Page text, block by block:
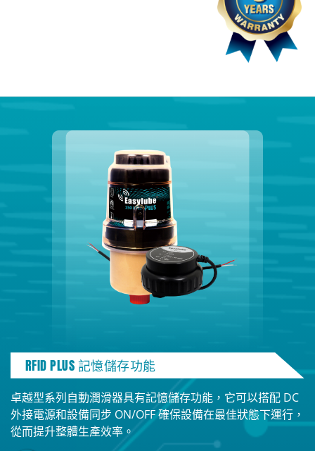
RFID PLUS記憶儲存功能
卓越型系列自動潤滑器具有記憶儲存功能，它可以搭配 DC
外接電源和設備同步 ON/OFF 確保設備在最佳狀態下運行，
從而提升整體生產效率。